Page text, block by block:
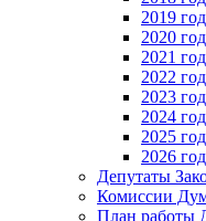
2019 год
2020 год
2021 год
2022 год
2023 год
2024 год
2025 год
2026 год
Депутаты
Комиссии
План работы